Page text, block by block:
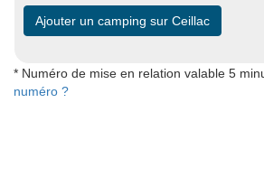
Ajouter un camping sur Ceillac
* Numéro de mise en relation valable 5
numéro ?